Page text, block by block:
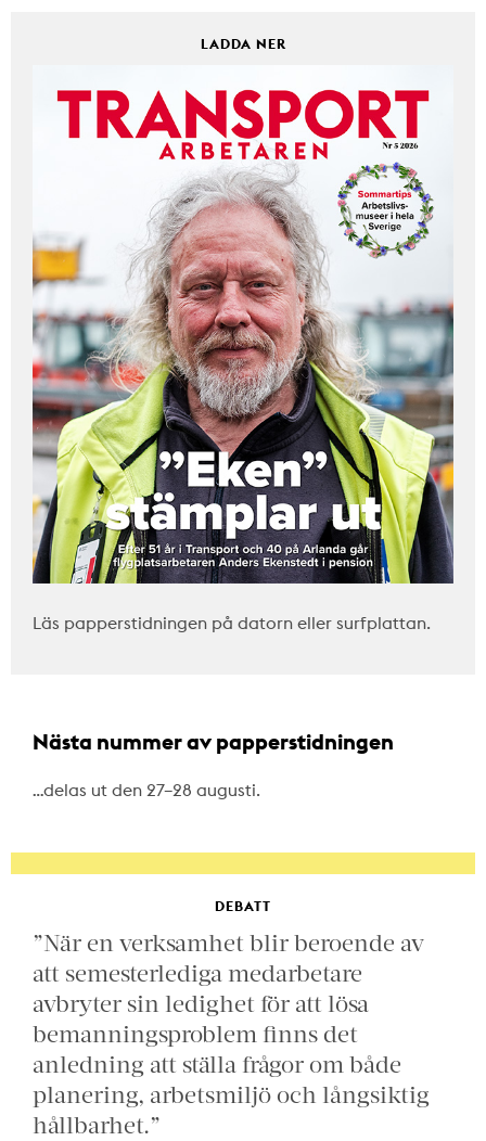
LADDA NER
Läs papperstidningen på datorn eller surfplattan.
Nästa nummer av papperstidningen
…delas ut den 27–28 augusti.
DEBATT
”När en verksamhet blir beroende av
att semesterlediga medarbetare
avbryter sin ledighet för att lösa
bemanningsproblem finns det
anledning att ställa frågor om både
planering, arbetsmiljö och långsiktig
hållbarhet.”